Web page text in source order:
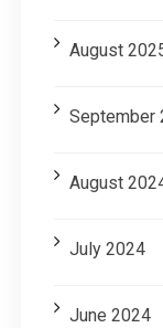
August
September
August
July 2024
June 2024